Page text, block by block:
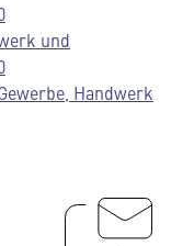
und
Handwerk